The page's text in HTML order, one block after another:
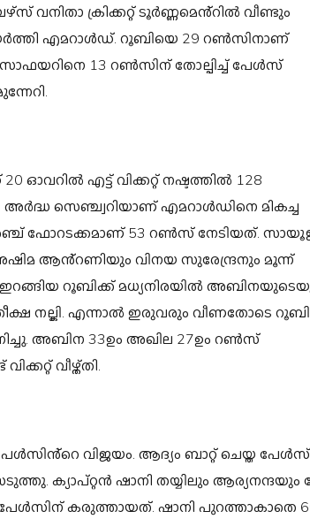
വനിതാ ക്രിക്കറ്റ് ടൂർണ്ണമെൻ്റിൽ വീണ്ടും
എമറാൾഡ്. റൂബിയെ 29 റൺസിനാണ്
13 റൺസിന് തോല്പിച്ച് പേൾസ്
ഓവറിൽ എട്ട് വിക്കറ്റ് നഷ്ടത്തിൽ 128
സെഞ്ച്വറിയാണ് എമറാൾഡിനെ മികച്ച
ഫോറടക്കമാണ് 53 റൺസ് നേടിയത്.
ആൻ്റണിയും വിനയ സുരേന്ദ്രനും മൂന്ന്
ഇറങ്ങിയ റൂബിക്ക് മധ്യനിരയിൽ
നല്കി. എന്നാൽ ഇരുവരും വീണതോടെ
അബിന 33ഉം അഖില 27ഉം റൺസ്
വീഴ്ത്തി.
വിജയം. ആദ്യം ബാറ്റ് ചെയ്ത പേൾസ്
ക്യാപ്റ്റൻ ഷാനി തയ്യിലും ആര്യനന്ദയും
പേൾസിന് കരുത്തായത്. ഷാനി പുറത്താകാതെ